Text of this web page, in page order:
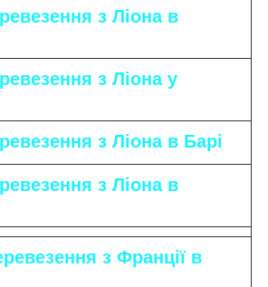
з Ліона в
з Ліона у
з Ліона в Барі
з Ліона в
з Франції в